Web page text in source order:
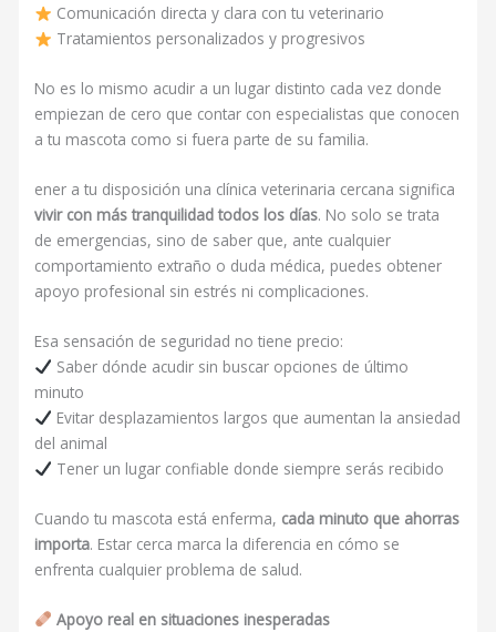
Comunicación directa y clara con tu veterinario
Tratamientos personalizados y progresivos
No es lo mismo acudir a un lugar distinto cada vez donde
empiezan de cero que contar con especialistas que conocen
a tu mascota como si fuera parte de su familia.
ener a tu disposición una clínica veterinaria cercana significa
vivir con más tranquilidad todos los días. No solo se trata
de emergencias, sino de saber que, ante cualquier
comportamiento extraño o duda médica, puedes obtener
apoyo profesional sin estrés ni complicaciones.
Esa sensación de seguridad no tiene precio:
Saber dónde acudir sin buscar opciones de último
minuto
Evitar desplazamientos largos que aumentan la ansiedad
del animal
Tener un lugar confiable donde siempre serás recibido
Cuando tu mascota está enferma, cada minuto que ahorras
importa. Estar cerca marca la diferencia en cómo se
enfrenta cualquier problema de salud.
Apoyo real en situaciones inesperadas